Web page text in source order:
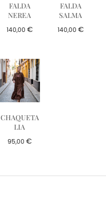
FALDA
NEREA
140,00 €
FALDA
SALMA
140,00 €
CHAQUETA
LIA
95,00 €